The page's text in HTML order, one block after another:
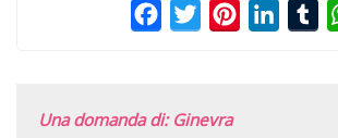
FacebookTwitterPinterest
Una domanda di: Ginevra